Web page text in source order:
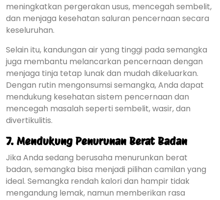
meningkatkan pergerakan usus, mencegah sembelit,
dan menjaga kesehatan saluran pencernaan secara
keseluruhan.
Selain itu, kandungan air yang tinggi pada semangka
juga membantu melancarkan pencernaan dengan
menjaga tinja tetap lunak dan mudah dikeluarkan.
Dengan rutin mengonsumsi semangka, Anda dapat
mendukung kesehatan sistem pencernaan dan
mencegah masalah seperti sembelit, wasir, dan
divertikulitis.
7. Mendukung Penurunan Berat Badan
Jika Anda sedang berusaha menurunkan berat
badan, semangka bisa menjadi pilihan camilan yang
ideal. Semangka rendah kalori dan hampir tidak
mengandung lemak, namun memberikan rasa